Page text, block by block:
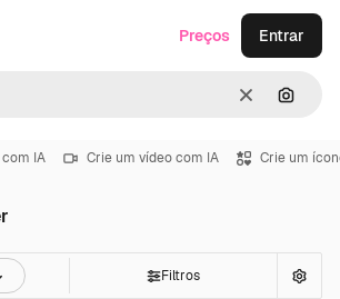
Limpar
Preços Entrar
IA Crie um vídeo com IA Crie um
Filtros